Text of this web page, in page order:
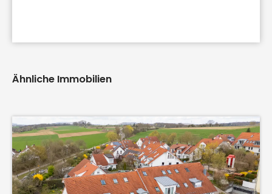
Ähnliche Immobilien